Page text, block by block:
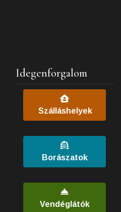
Idegenforgalom
Szálláshelyek
Borászatok
Vendéglátók